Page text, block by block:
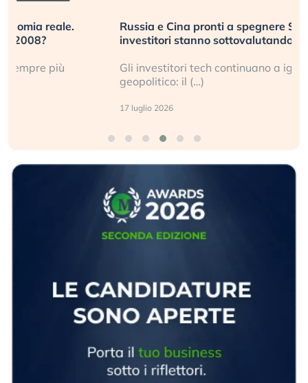
Russia e Cina pronti a spegnere Starlink. Gli
investitori stanno sottovalutando il rischio?
Gli investitori tech continuano a ignorare il rischio